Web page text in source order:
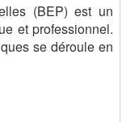
(BEP) est un
et professionnel.
se déroule en